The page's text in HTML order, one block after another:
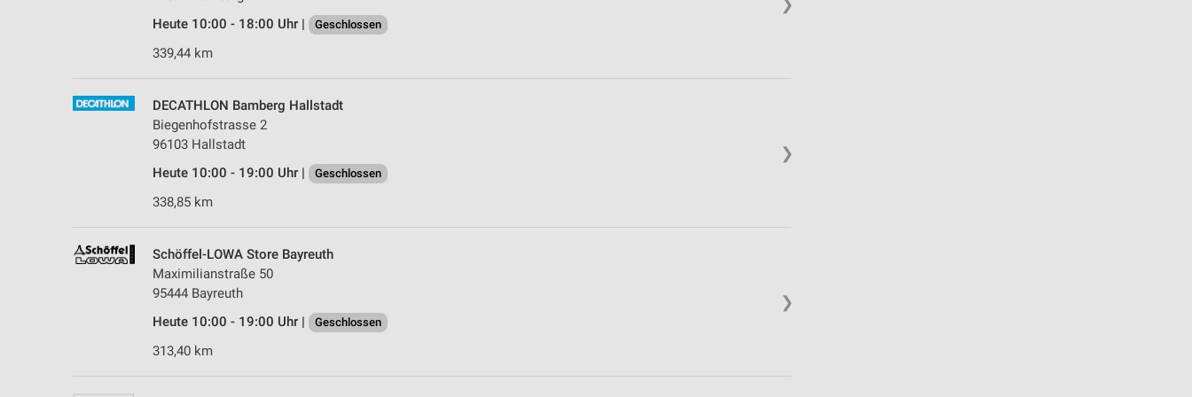
❯
Heute 10:00 - 18:00 Uhr |
Geschlossen
339,44 km
❯
DECATHLON Bamberg Hallstadt
Biegenhofstrasse 2
96103 Hallstadt
Heute 10:00 - 19:00 Uhr |
Geschlossen
338,85 km
❯
Schöffel-LOWA Store Bayreuth
Maximilianstraße 50
95444 Bayreuth
Heute 10:00 - 19:00 Uhr |
Geschlossen
313,40 km